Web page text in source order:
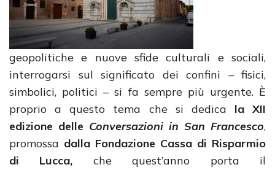
geopolitiche e nuove sfide culturali e sociali,
interrogarsi sul significato dei confini – fisici,
simbolici, politici – si fa sempre più urgente. È
proprio a questo tema che si dedica la XII
edizione delle Conversazioni in San Francesco,
promossa dalla Fondazione Cassa di Risparmio
di Lucca, che quest’anno porta il